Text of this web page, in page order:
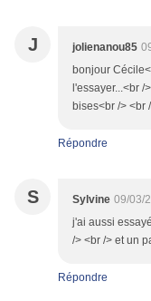
J jolienanou85
bonjour
l'essayer...<br
bises<br /> <br
Répondre
S Sylvine 09/03/
j'ai aussi
/> <br /> et un
Répondre